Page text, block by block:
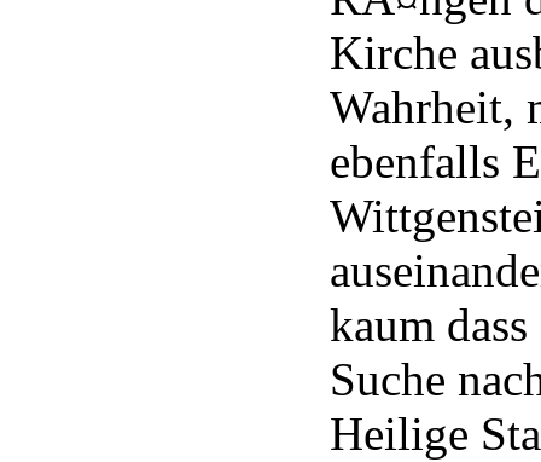
Kirche
Wahrheit,
ebenfalls
kaum
Suche
Heilige